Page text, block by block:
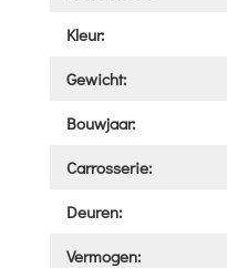
Kleur:
Gewicht:
Bouwjaar:
Carrosserie:
Deuren:
Vermogen: